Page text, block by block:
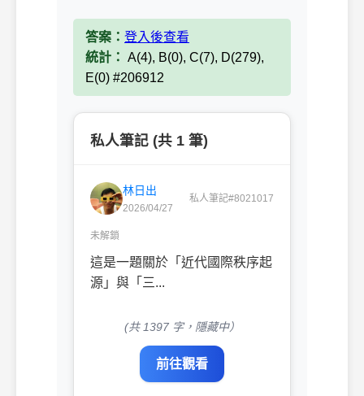
答案： 登入後查看
統計： A(4), B(0), C(7), D(279),
E(0) #206912
私人筆記 (共 1 筆)
林日出
2026/04/27
私人筆記#8021017
未解鎖
這是一題關於「近代國際秩序起
源」與「三...
(共 1397 字，隱藏中）
前往觀看